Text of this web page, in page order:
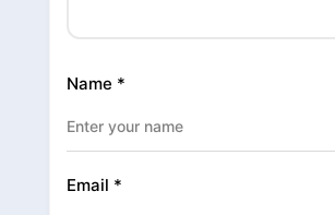
Name *
Email *